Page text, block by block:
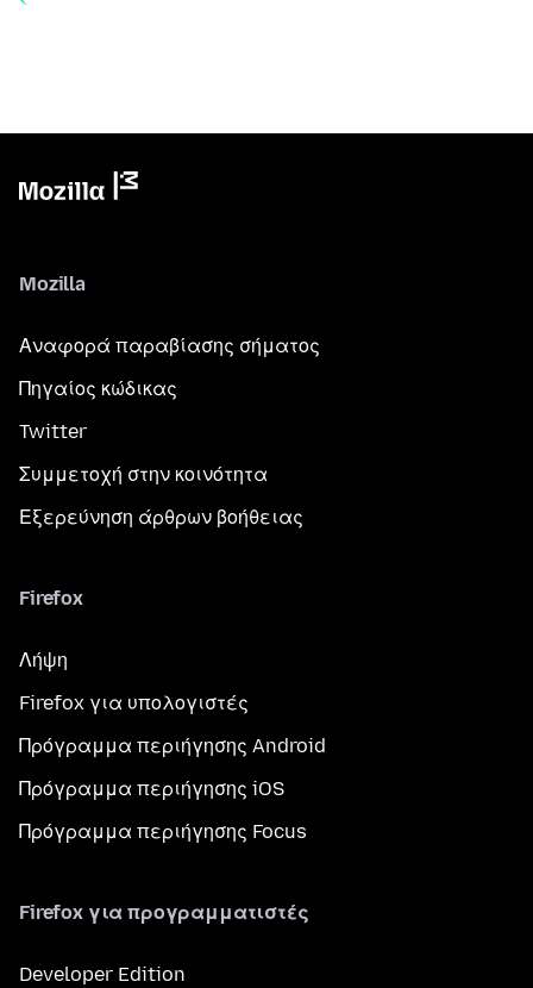
Mozilla
Αναφορά παραβίασης σήματος
Πηγαίος κώδικας
Twitter
Συμμετοχή στην κοινότητα
Εξερεύνηση άρθρων βοήθειας
Firefox
Λήψη
Firefox για υπολογιστές
Πρόγραμμα περιήγησης Android
Πρόγραμμα περιήγησης iOS
Πρόγραμμα περιήγησης Focus
Firefox για προγραμματιστές
Developer Edition